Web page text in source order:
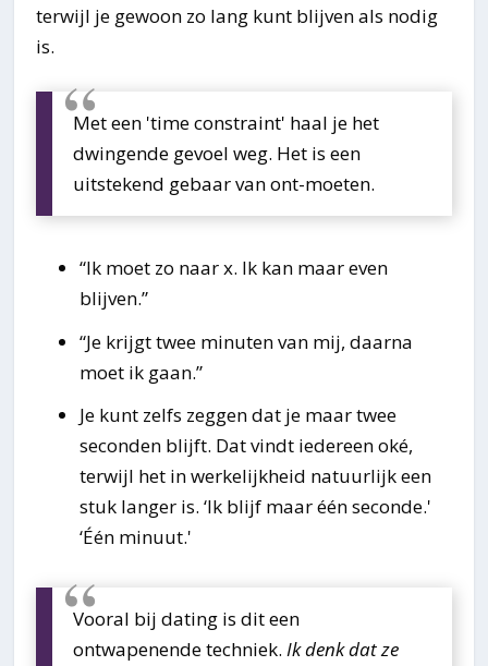
terwijl je gewoon zo lang kunt blijven als nodig
is.
Met een 'time constraint' haal je het
dwingende gevoel weg. Het is een
uitstekend gebaar van ont-moeten.
“Ik moet zo naar x. Ik kan maar even
blijven.”
“Je krijgt twee minuten van mij, daarna
moet ik gaan.”
Je kunt zelfs zeggen dat je maar twee
seconden blijft. Dat vindt iedereen oké,
terwijl het in werkelijkheid natuurlijk een
stuk langer is. ‘Ik blijf maar één seconde.'
‘Één minuut.'
Vooral bij dating is dit een
ontwapenende techniek.Ik denk dat ze